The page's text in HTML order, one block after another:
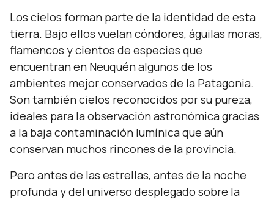
Los cielos forman parte de la identidad de esta
tierra. Bajo ellos vuelan cóndores, águilas moras,
flamencos y cientos de especies que
encuentran en Neuquén algunos de los
ambientes mejor conservados de la Patagonia.
Son también cielos reconocidos por su pureza,
ideales para la observación astronómica gracias
a la baja contaminación lumínica que aún
conservan muchos rincones de la provincia.
Pero antes de las estrellas, antes de la noche
profunda y del universo desplegado sobre la